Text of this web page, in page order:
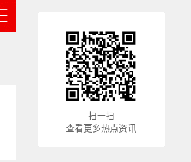
扫一扫
查看更多热点资讯